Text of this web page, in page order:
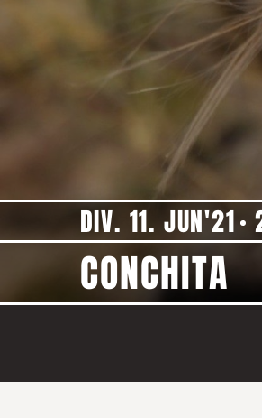
DIV. 11. JUN'21
CONCHITA